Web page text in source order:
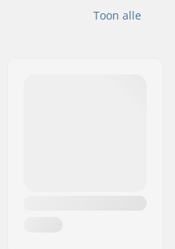
Toon alle